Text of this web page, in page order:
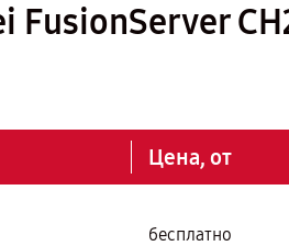
Цена, от
бесплатно